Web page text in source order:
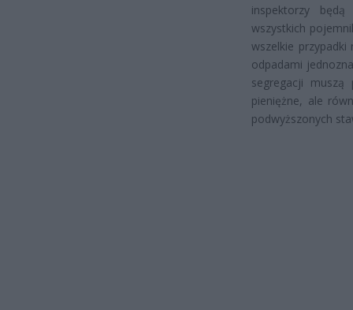
inspektorzy
wszystkich
wszelkie przypadki
odpadami
segregacji
pieniężne, ale
podwyższonych